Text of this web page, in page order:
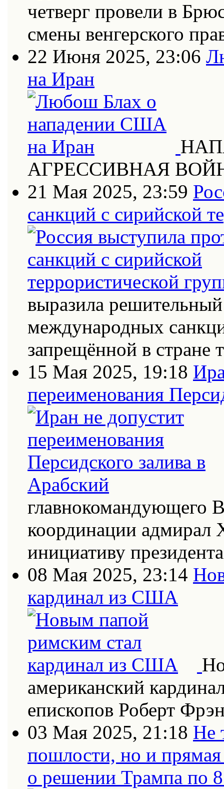
четверг провели в
смены венгерского
22 Июня 2025, 23:06
на Иран
АГРЕССИВНАЯ
21 Мая 2025, 23:59
санкций с сирийской
выразила
международных
запрещённой в стране
15 Мая 2025, 19:18
переименования
главнокомандующего
координации адмирал
инициативу
08 Мая 2025, 23:14
кардинал из США
американский
епископов Роберт
03 Мая 2025, 21:18 Не
пошлости, но и
о решении Трампа по